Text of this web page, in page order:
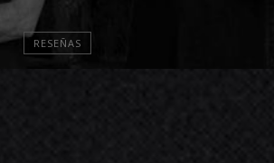
RESEÑAS